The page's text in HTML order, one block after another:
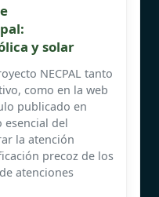
y solar
NECPAL tanto
como en la web
publicado en
esencial del
la atención
precoz de los
atenciones